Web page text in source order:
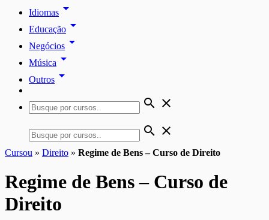
Idiomas arrow_drop_down
Educação arrow_drop_down
Negócios arrow_drop_down
Música arrow_drop_down
Outros arrow_drop_down
search close
search close
Cursou » Direito » Regime de Bens – Curso de Direito
Regime de Bens – Curso de
Direito